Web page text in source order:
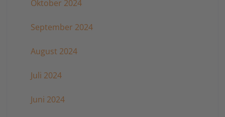
Oktober 2024
September 2024
August 2024
Juli 2024
Juni 2024